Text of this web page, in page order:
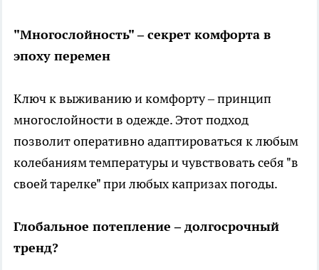
"Многослойность" – секрет комфорта в
эпоху перемен
Ключ к выживанию и комфорту – принцип
многослойности в одежде. Этот подход
позволит оперативно адаптироваться к любым
колебаниям температуры и чувствовать себя "в
своей тарелке" при любых капризах погоды.
Глобальное потепление – долгосрочный
тренд?